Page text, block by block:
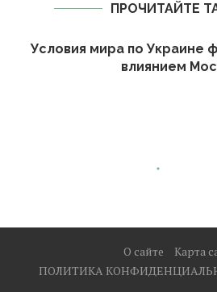
ПРОЧИТАЙТЕ
Условия мира по Украине
влиянием
О сайте
Карта
ПОЛИТИКА